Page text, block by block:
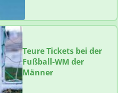
Teure Tickets bei der
Fußball-WM der
Männer